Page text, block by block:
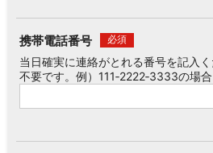
携帯電話番号 必須
当日確実に連絡がとれる番号を記入
不要です。例）111‐2222‐3333の場